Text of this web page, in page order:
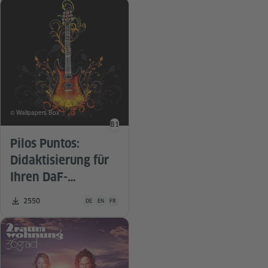
Pilos Puntos:
Didaktisierung für
Ihren DaF-
Unterricht
Zahl der Downloads:
2550 Unterrichtsmaterial ist in folgenden Sprachen verfügbar
DE EN FR
© Wallpapers Box
Sprachniveau
B1